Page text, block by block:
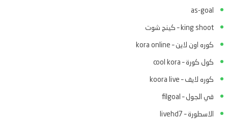
as-goal
king shoot – كينج شوت
كوره اون لاين – kora online
كول كورة – cool kora
كوره لايف – koora live
في الجول – filgoal
الاسطورة – livehd7